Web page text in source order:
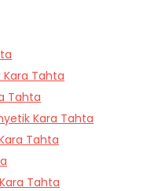
Tahta
Tahta
Kara Tahta
Tahta
Tahta